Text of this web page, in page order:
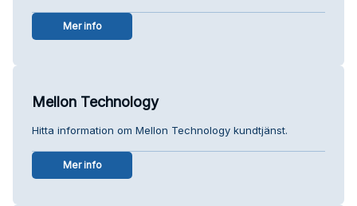
Mer info
Mellon Technology
Hitta information om Mellon Technology kundtjänst.
Mer info